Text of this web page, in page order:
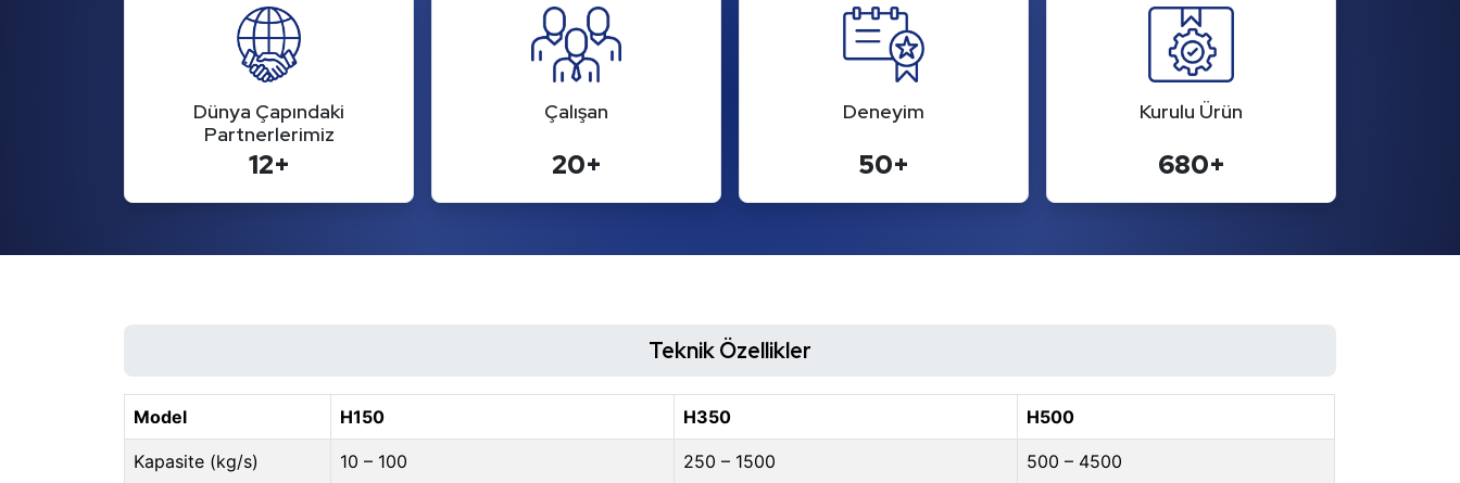
Dünya Çapındaki
Partnerlerimiz
12+
Çalışan
20+
Deneyim
50+
Kurulu Ürün
680+
Teknik Özellikler
Model H150 H350 H500
Kapasite (kg/s) 10 – 100 250 – 1500 500 – 4500